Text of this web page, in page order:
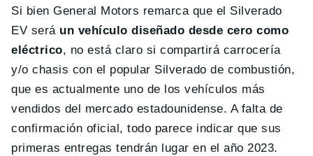
Si bien General Motors remarca que el Silverado
EV será un vehículo diseñado desde cero como
eléctrico, no está claro si compartirá carrocería
y/o chasis con el popular Silverado de combustión,
que es actualmente uno de los vehículos más
vendidos del mercado estadounidense. A falta de
confirmación oficial, todo parece indicar que sus
primeras entregas tendrán lugar en el año 2023.